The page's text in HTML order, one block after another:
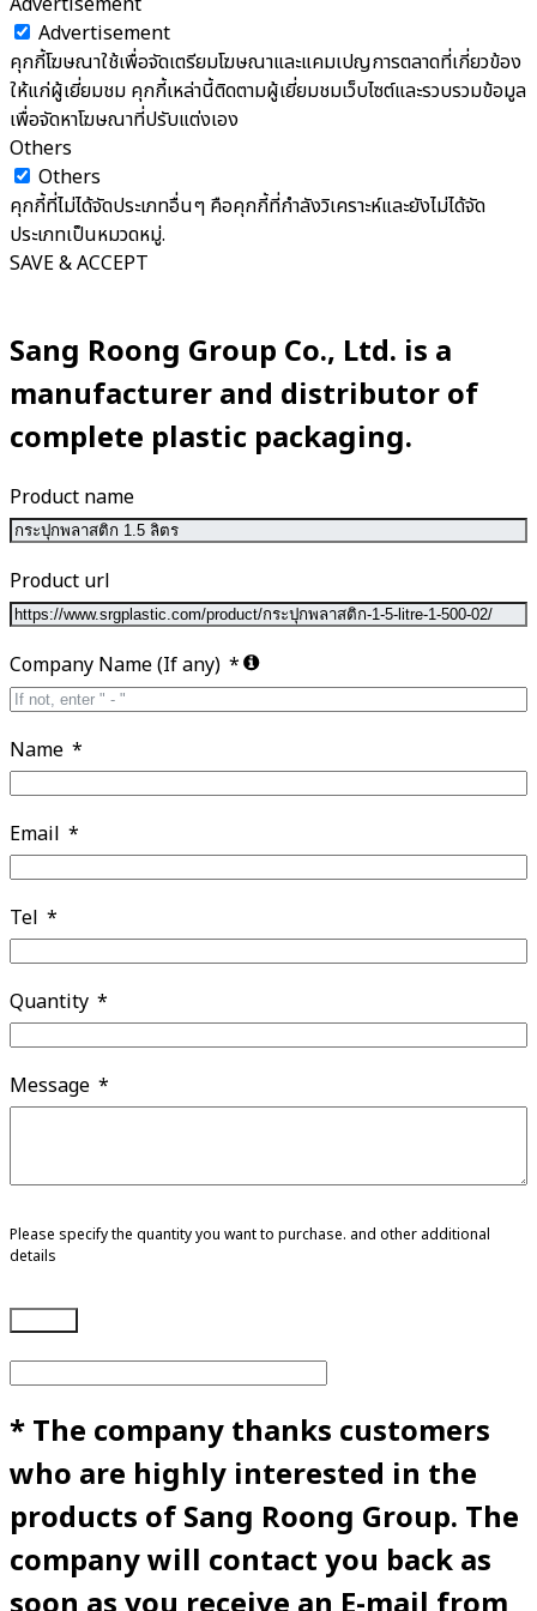
Advertisement
คุกกี้โฆษณาใช้เพื่อจัดเตรียมโฆษณาและแคมเปญการตลาดที่เกี่ยวข้อง
ให้แก่ผู้เยี่ยมชม คุกกี้เหล่านี้ติดตามผู้เยี่ยมชมเว็บไซต์และรวบรวมข้อมูล
เพื่อจัดหาโฆษณาที่ปรับแต่งเอง
Others
Others
คุกกี้ที่ไม่ได้จัดประเภทอื่นๆ คือคุกกี้ที่กำลังวิเคราะห์และยังไม่ได้จัด
ประเภทเป็นหมวดหมู่.
SAVE & ACCEPT
Sang Roong Group Co., Ltd. is a
manufacturer and distributor of
complete plastic packaging.
Product name
Product url
Company Name (If any)
Name
Email
Tel
Quantity
Message
Please specify the quantity you want to purchase. and other additional
details
* The company thanks customers
who are highly interested in the
products of Sang Roong Group. The
company will contact you back as